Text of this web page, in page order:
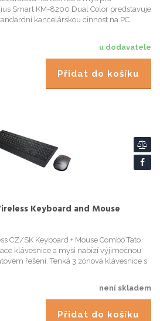
Smart KM-8200 Dual Color predstavuje
kancelárskou cinnost na PC.
u dodavatele
Přidat do košíku
Keyboard and Mouse
CZ/SK Keyboard + Mouse Combo Tato
klávesnice a myši nabízí výjimečnou
řešení. Tenká 3 zónová klávesnice s
není skladem
Přidat do košíku